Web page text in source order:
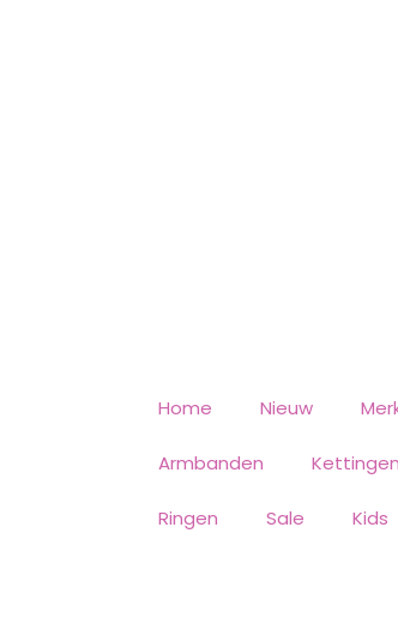
Home Nieuw
Armbanden Kettingen
Ringen Sale Kids